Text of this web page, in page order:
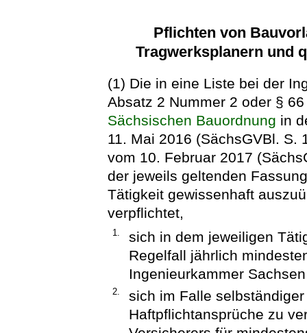
Pflichten von
Tragwerksplanern und
(1) Die in eine Liste bei der
Absatz 2 Nummer 2 oder §
Sächsischen Bauordnung in
11. Mai 2016 (SächsGVBl. S.
vom 10. Februar 2017
der jeweils geltenden
Tätigkeit gewissenhaft
verpflichtet,
1.
sich in dem jeweiligen
Regelfall jährlich
Ingenieurkammer
2.
sich im Falle
Haftpflichtansprüche zu